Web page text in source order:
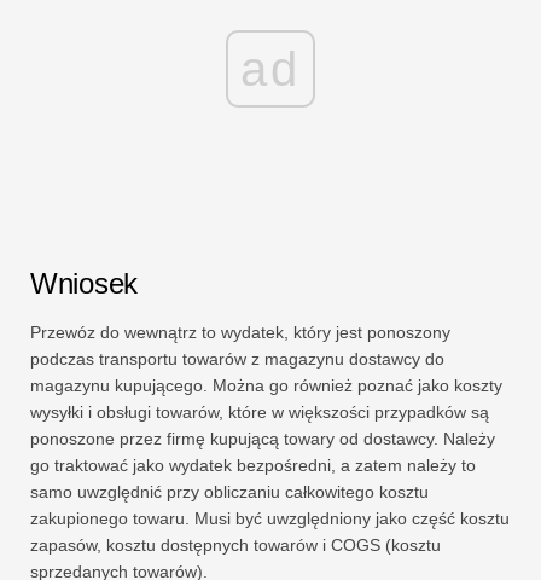
ad
Wniosek
Przewóz do wewnątrz to wydatek, który jest ponoszony
podczas transportu towarów z magazynu dostawcy do
magazynu kupującego. Można go również poznać jako koszty
wysyłki i obsługi towarów, które w większości przypadków są
ponoszone przez firmę kupującą towary od dostawcy. Należy
go traktować jako wydatek bezpośredni, a zatem należy to
samo uwzględnić przy obliczaniu całkowitego kosztu
zakupionego towaru. Musi być uwzględniony jako część kosztu
zapasów, kosztu dostępnych towarów i COGS (kosztu
sprzedanych towarów).